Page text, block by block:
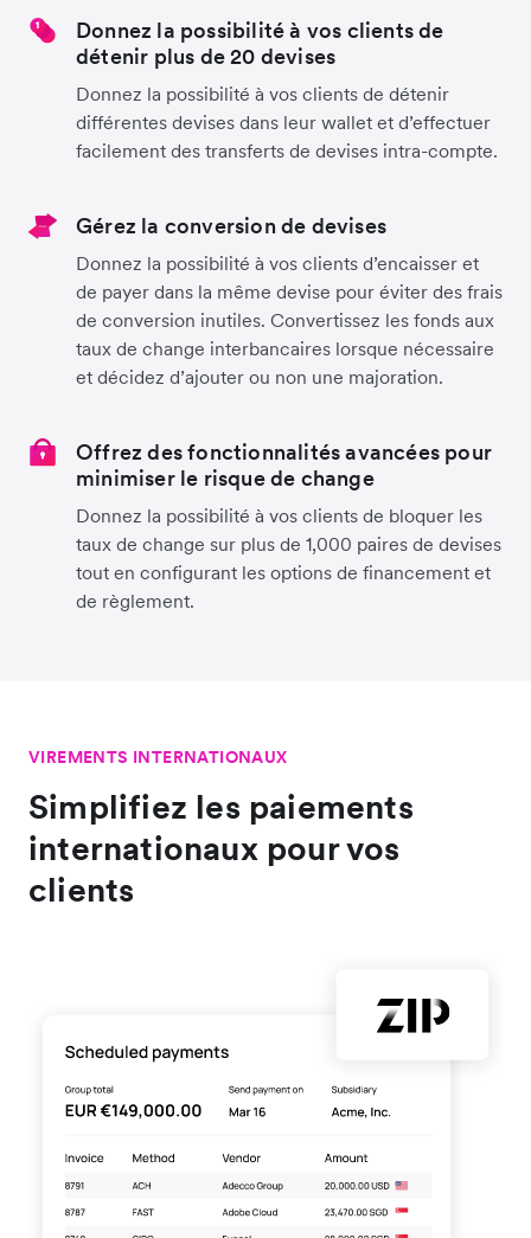
Donnez la possibilité à vos clients de
détenir plus de 20 devises
Donnez la possibilité à vos clients de détenir
différentes devises dans leur wallet et d’effectuer
facilement des transferts de devises intra-compte.
Gérez la conversion de devises
Donnez la possibilité à vos clients d’encaisser et
de payer dans la même devise pour éviter des frais
de conversion inutiles. Convertissez les fonds aux
taux de change interbancaires lorsque nécessaire
et décidez d’ajouter ou non une majoration.
Offrez des fonctionnalités avancées pour
minimiser le risque de change
Donnez la possibilité à vos clients de bloquer les
taux de change sur plus de 1,000 paires de devises
tout en configurant les options de financement et
de règlement.
VIREMENTS INTERNATIONAUX
Simplifiez les paiements
internationaux pour vos
clients